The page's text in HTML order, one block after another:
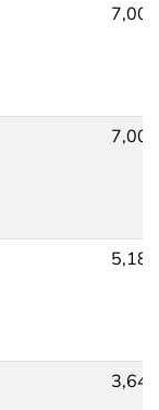
7,00
7,00
5,18
3,64